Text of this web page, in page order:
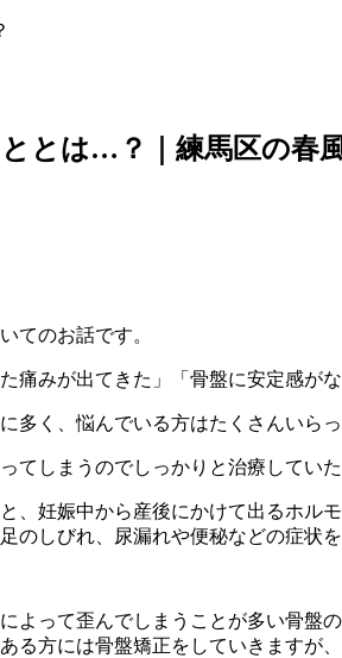
とは…？｜練馬区の春
てのお話です。
痛みが出てきた」「骨盤に安定感が
多く、悩んでいる方はたくさんいらっ
てしまうのでしっかりと治療してい
、妊娠中から産後にかけて出るホ
のしびれ、尿漏れや便秘などの症状
よって歪んでしまうことが多い骨
る方には骨盤矯正をしていきますが